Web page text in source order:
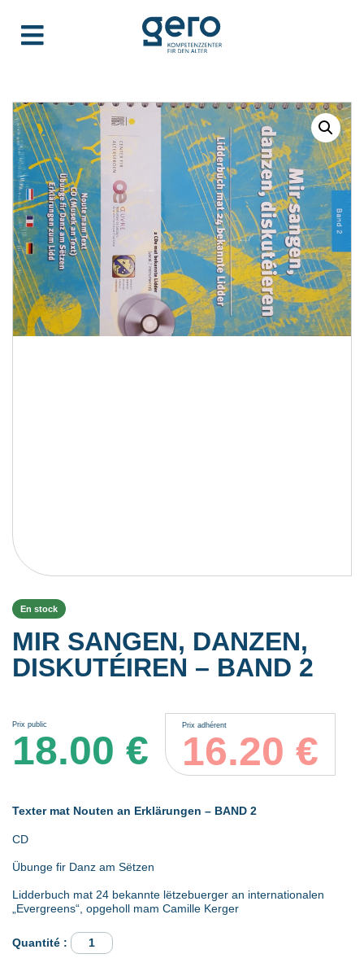
En stock
MIR SANGEN, DANZEN,
DISKUTÉIREN – BAND 2
Prix public
18.00 €
Prix adhérent
16.20 €
Texter mat Nouten an Erklärungen – BAND 2
CD
Übunge fir Danz am Sëtzen
Lidderbuch mat 24 bekannte lëtzebuerger an internationalen
„Evergreens“, opgeholl mam Camille Kerger
quantité
de